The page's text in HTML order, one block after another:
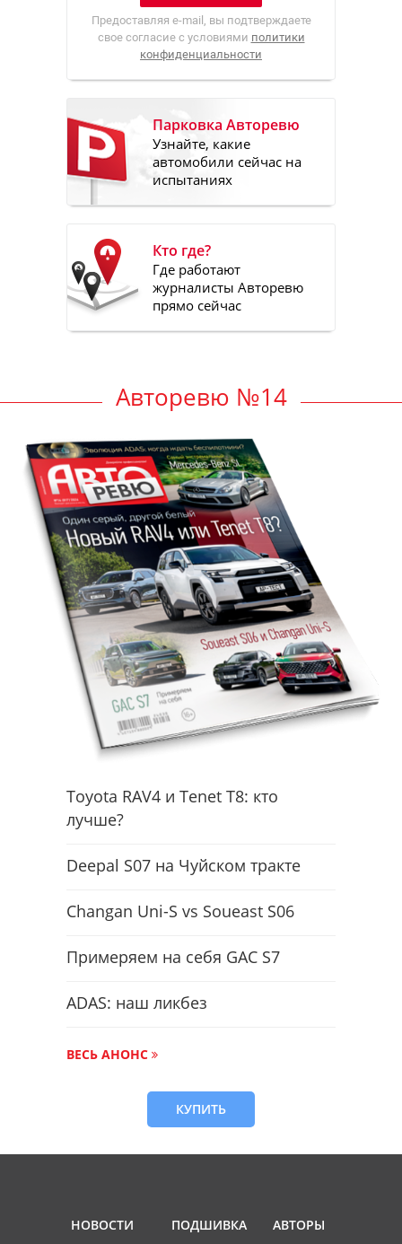
Предоставляя e-mail, вы подтверждаете
свое согласие с условиями политики
конфиденциальности
Парковка Авторевю
Узнайте, какие
автомобили сейчас на
испытаниях
Кто где?
Где работают
журналисты Авторевю
прямо сейчас
Авторевю №14
Toyota RAV4 и Tenet T8: кто
лучше?
Deepal S07 на Чуйском тракте
Changan Uni-S vs Soueast S06
Примеряем на себя GAC S7
ADAS: наш ликбез
ВЕСЬ АНОНС
КУПИТЬ
НОВОСТИ
ПОДШИВКА
АВТОРЫ